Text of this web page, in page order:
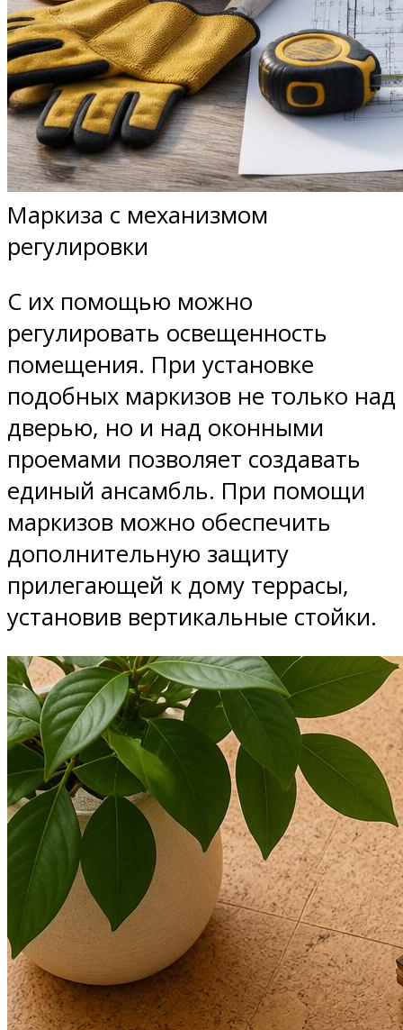
Маркиза с механизмом
регулировки
С их помощью можно
регулировать освещенность
помещения. При установке
подобных маркизов не только над
дверью, но и над оконными
проемами позволяет создавать
единый ансамбль. При помощи
маркизов можно обеспечить
дополнительную защиту
прилегающей к дому террасы,
установив вертикальные стойки.